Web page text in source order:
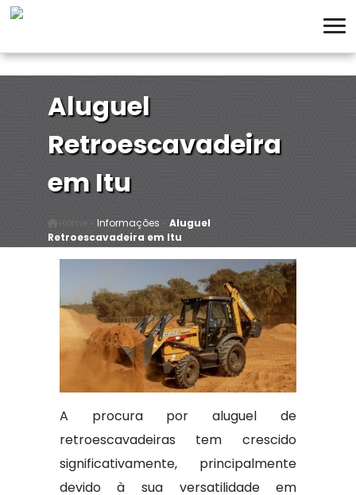
Aluguel
Retroescavadeira
em Itu
Home Informações
Aluguel
Retroescavadeira em Itu
A procura por aluguel de
retroescavadeiras tem crescido
significativamente, principalmente
devido à sua versatilidade em